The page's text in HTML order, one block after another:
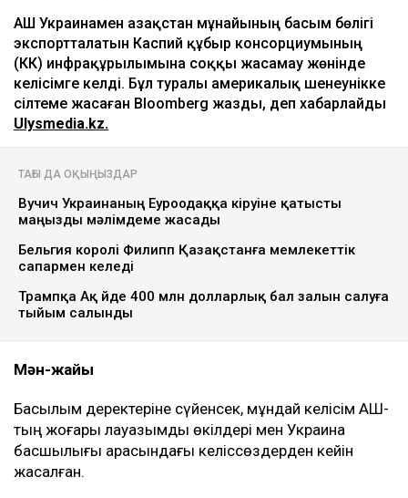
АҚШ Украинамен Қазақстан мұнайының басым бөлігі
экспортталатын Каспий құбыр консорциумының
(КҚК) инфрақұрылымына соққы жасамау жөнінде
келісімге келді. Бұл туралы америкалық шенеунікке
сілтеме жасаған Bloomberg жазды, деп хабарлайды
Ulysmedia.kz.
ТАҒЫ ДА ОҚЫҢЫЗДАР
Вучич Украинаның Еуроодаққа кіруіне қатысты
маңызды мәлімдеме жасады
Бельгия королі Филипп Қазақстанға мемлекеттік
сапармен келеді
Трампқа Ақ үйде 400 млн долларлық бал залын салуға
тыйым салынды
Мән-жайы
Басылым деректеріне сүйенсек, мұндай келісім АҚШ-
тың жоғары лауазымды өкілдері мен Украина
басшылығы арасындағы келіссөздерден кейін
жасалған.